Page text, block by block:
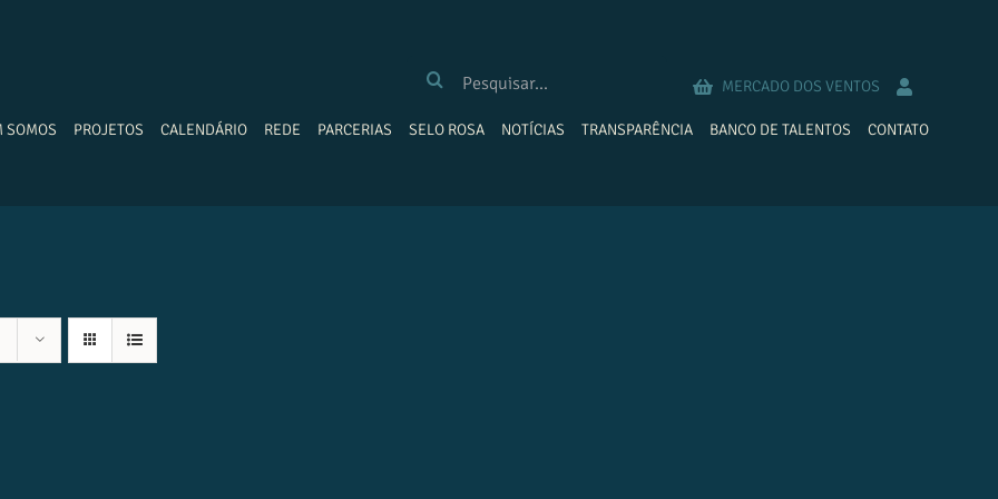
RESULTADOS
MERCADO DOS VENTOS
SOMOS PROJETOS CALENDÁRIO REDE PARCERIAS SELO ROSA NOTÍCIAS TRANSPARÊNCIA BANCO DE TALENTOS CONTATO